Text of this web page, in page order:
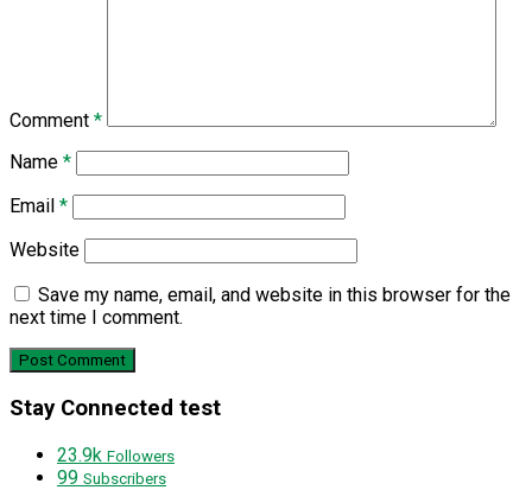
Comment *
Name *
Email *
Website
Save my name, email, and website in this browser for the
next time I comment.
Stay Connected test
23.9k Followers
99 Subscribers